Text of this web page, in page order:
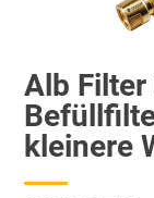
Alb Filter
kleinere